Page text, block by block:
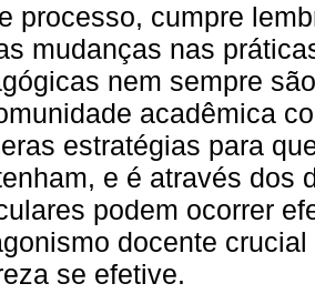
processo, cumpre
mudanças nas
nem sempre
acadêmica
estratégias para
e é através dos
podem ocorrer
docente
se efetive.